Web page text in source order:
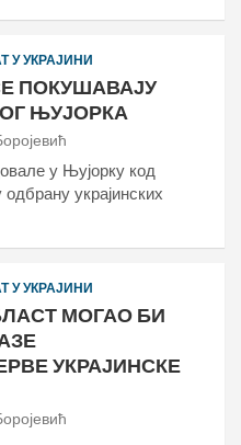
У УКРАЈИНИ
ПОКУШАВАЈУ
ЊУЈОРКА
у Њујорку код
украјинских
У УКРАЈИНИ
МОГАО БИ
УКРАЈИНСКЕ